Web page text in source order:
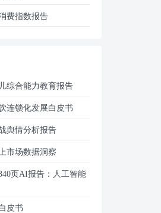
费指数报告
综合能力教育报告
连锁化发展白皮书
舆情分析报告
市场数据洞察
页AI报告：人工智能
皮书